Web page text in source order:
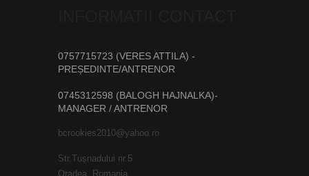
0757715723 (VERES ATTILA) -
PREȘEDINTE/ANTRENOR
0745312598 (BALOGH HAJNALKA)-
MANAGER / ANTRENOR
bcrookies2010@yahoo.ro
Str.Tușnadului nr.5
Oradea, Romania